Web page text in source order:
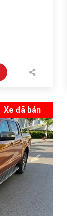
Xe đã bán